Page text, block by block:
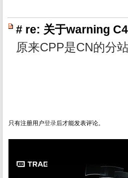
# re: 关于warning
原来CPP是CN的分
只有注册用户登录后才能发表评论。